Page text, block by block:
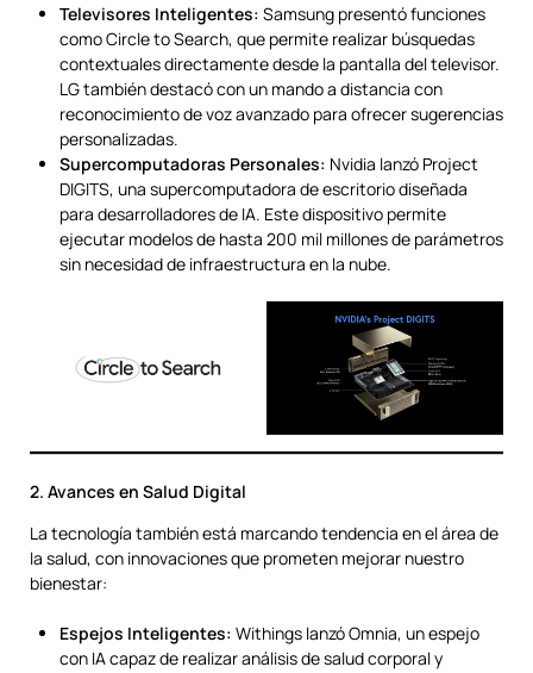
Televisores Inteligentes: Samsung presentó funciones
como Circle to Search, que permite realizar búsquedas
contextuales directamente desde la pantalla del televisor.
LG también destacó con un mando a distancia con
reconocimiento de voz avanzado para ofrecer sugerencias
personalizadas.
Supercomputadoras Personales: Nvidia lanzó Project
DIGITS, una supercomputadora de escritorio diseñada
para desarrolladores de IA. Este dispositivo permite
ejecutar modelos de hasta 200 mil millones de parámetros
sin necesidad de infraestructura en la nube.
2. Avances en Salud Digital
La tecnología también está marcando tendencia en el área de
la salud, con innovaciones que prometen mejorar nuestro
bienestar:
Espejos Inteligentes: Withings lanzó Omnia, un espejo
con IA capaz de realizar análisis de salud corporal y